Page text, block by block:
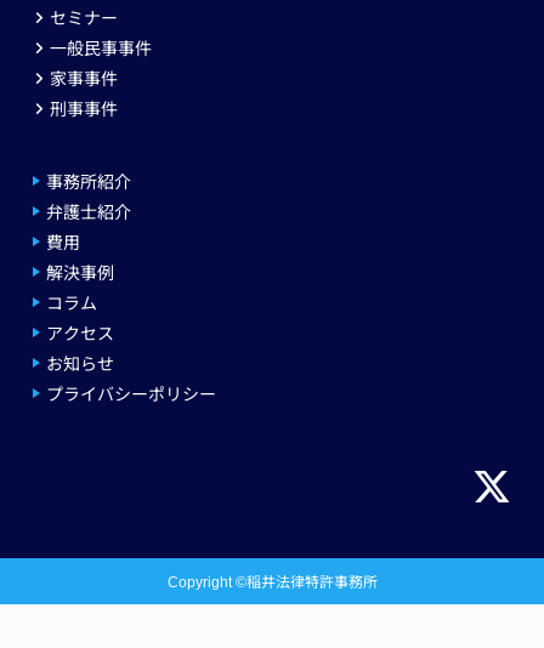
セミナー
一般民事事件
家事事件
刑事事件
事務所紹介
弁護士紹介
費用
解決事例
コラム
アクセス
お知らせ
プライバシーポリシー
Copyright ©稲井法律特許事務所